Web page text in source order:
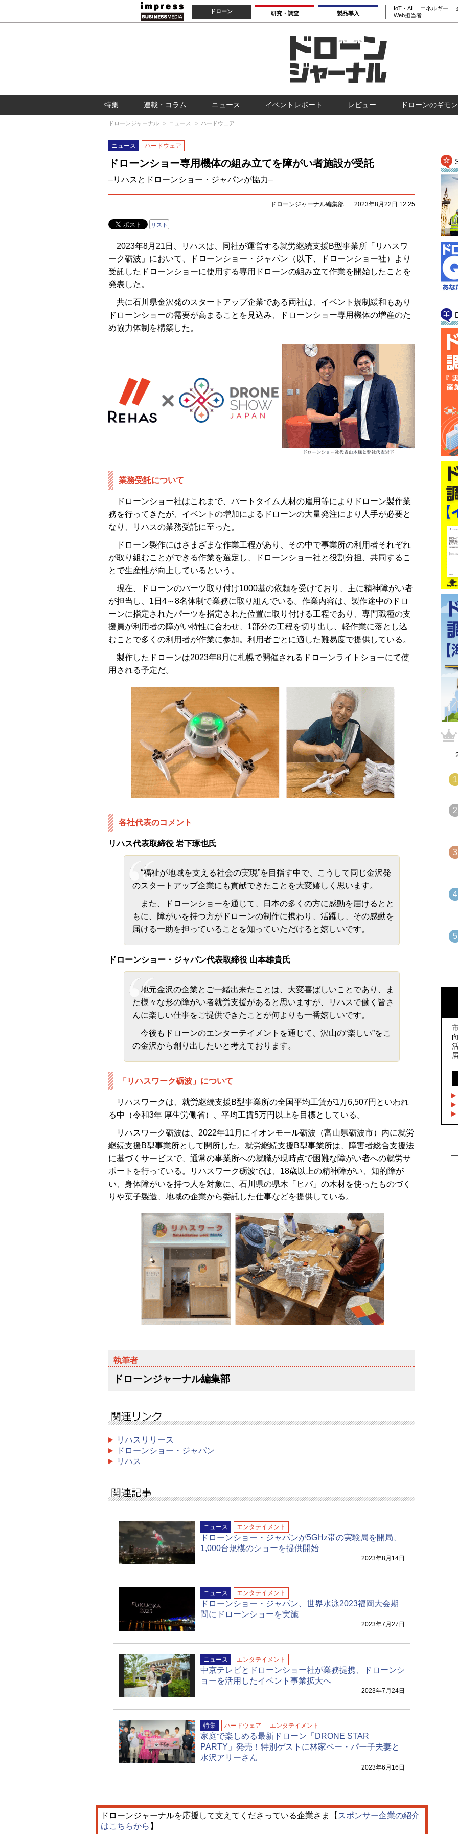
ドローン 研究・調査 製品導入
IoT・AI エネルギー
Web担当者
特集 連載・コラム ニュース イベントレポート レビュー ドローンのギモ
ドローンジャーナル ニュース ハードウェア
ニュース ハードウェア
ドローンショー専用機体の組み立てを障がい者施設が受託
–リハスとドローンショー・ジャパンが協力–
ドローンジャーナル編集部 2023年8月22日 12:25
リスト
2023年8月21日、リハスは、同社が運営する就労継続支援B型事業所「リハスワ
ーク砺波」において、ドローンショー・ジャパン（以下、ドローンショー社）より
受託したドローンショーに使用する専用ドローンの組み立て作業を開始したことを
発表した。
共に石川県金沢発のスタートアップ企業である両社は、イベント規制緩和もあり
ドローンショーの需要が高まることを見込み、ドローンショー専用機体の増産のた
め協力体制を構築した。
業務受託について
ドローンショー社はこれまで、パートタイム人材の雇用等によりドローン製作業
務を行ってきたが、イベントの増加によるドローンの大量発注により人手が必要と
なり、リハスの業務受託に至った。
ドローン製作にはさまざまな作業工程があり、その中で事業所の利用者それぞれ
が取り組むことができる作業を選定し、ドローンショー社と役割分担、共同するこ
とで生産性が向上しているという。
現在、ドローンのパーツ取り付け1000基の依頼を受けており、主に精神障がい者
が担当し、1日4～8名体制で業務に取り組んでいる。作業内容は、製作途中のドロ
ーンに指定されたパーツを指定された位置に取り付ける工程であり、専門職種の支
援員が利用者の障がい特性に合わせ、1部分の工程を切り出し、軽作業に落とし込
むことで多くの利用者が作業に参加。利用者ごとに適した難易度で提供している。
製作したドローンは2023年8月に札幌で開催されるドローンライトショーにて使
用される予定だ。
各社代表のコメント
リハス代表取締役 岩下琢也氏
“福祉が地域を支える社会の実現”を目指す中で、こうして同じ金沢発
のスタートアップ企業にも貢献できたことを大変嬉しく思います。
また、ドローンショーを通じて、日本の多くの方に感動を届けるとと
もに、障がいを持つ方がドローンの制作に携わり、活躍し、その感動を
届ける一助を担っていることを知っていただけると嬉しいです。
ドローンショー・ジャパン代表取締役 山本雄貴氏
地元金沢の企業とご一緒出来たことは、大変喜ばしいことであり、ま
た様々な形の障がい者就労支援があると思いますが、リハスで働く皆さ
んに楽しい仕事をご提供できたことが何よりも一番嬉しいです。
今後もドローンのエンターテイメントを通じて、沢山の“楽しい”をこ
の金沢から創り出したいと考えております。
「リハスワーク砺波」について
リハスワークは、就労継続支援B型事業所の全国平均工賃が1万6,507円といわれ
る中（令和3年 厚生労働省）、平均工賃5万円以上を目標としている。
リハスワーク砺波は、2022年11月にイオンモール砺波（富山県砺波市）内に就労
継続支援B型事業所として開所した。就労継続支援B型事業所は、障害者総合支援法
に基づくサービスで、通常の事業所への就職が現時点で困難な障がい者への就労サ
ポートを行っている。リハスワーク砺波では、18歳以上の精神障がい、知的障が
い、身体障がいを持つ人を対象に、石川県の県木「ヒバ」の木材を使ったものづく
りや菓子製造、地域の企業から委託した仕事などを提供している。
ドローンジャーナル編集部
リハスリリース
ドローンショー・ジャパン
リハス
ニュース エンタテイメント
ドローンショー・ジャパンが5GHz帯の実験局を開局、
1,000台規模のショーを提供開始
2023年8月14日
ニュース エンタテイメント
ドローンショー・ジャパン、世界水泳2023福岡大会期
間にドローンショーを実施
2023年7月27日
ニュース エンタテイメント
中京テレビとドローンショー社が業務提携、ドローンシ
ョーを活用したイベント事業拡大へ
2023年7月24日
特集 ハードウェア エンタテイメント
家庭で楽しめる最新ドローン「DRONE STAR
PARTY」発売！特別ゲストに林家ペー・パー子夫妻と
水沢アリーさん
2023年6月16日
ドローンジャーナルを応援して支えてくださっている企業さま【 スポンサー企業の紹介
はこちらから 】
1
2
3
4
5
5